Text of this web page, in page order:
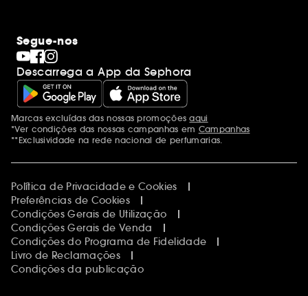
Segue-nos
Descarrega a App da Sephora
Menções adicionais
Marcas excluídas das nossas promoçõesaqui
*Ver condições das nossas campanhas em Campanhas
**Exclusividade na rede nacional de perfumarias.
Política de Privacidade e Cookies
Preferências de Cookies
Condições Gerais de Utilização
Condições Gerais de Venda
Condições do Programa de Fidelidade
Livro de Reclamações
Condições da publicação